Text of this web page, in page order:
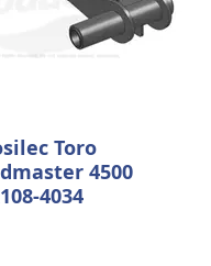
Toro
4500
4034